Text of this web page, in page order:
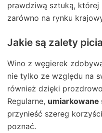
prawdziwą sztuką, której
zarówno na rynku
Jakie są zalety
Wino z węgierek
nie tylko ze względu na
również dzięki
Regularne, umiarkowane
przynieść szereg
poznać.